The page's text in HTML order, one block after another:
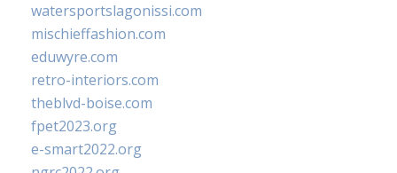
watersportslagonissi.com
mischieffashion.com
eduwyre.com
retro-interiors.com
theblvd-boise.com
fpet2023.org
e-smart2022.org